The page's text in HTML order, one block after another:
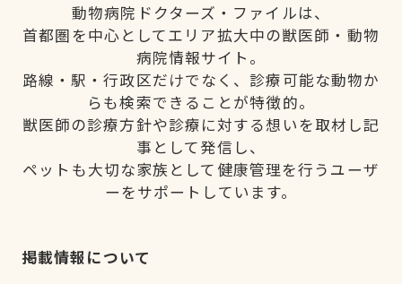
動物病院ドクターズ・ファイルは、
首都圏を中心としてエリア拡大中の獣医師・動物
病院情報サイト。
路線・駅・行政区だけでなく、診療可能な動物か
らも検索できることが特徴的。
獣医師の診療方針や診療に対する想いを取材し記
事として発信し、
ペットも大切な家族として健康管理を行うユーザ
ーをサポートしています。
掲載情報について